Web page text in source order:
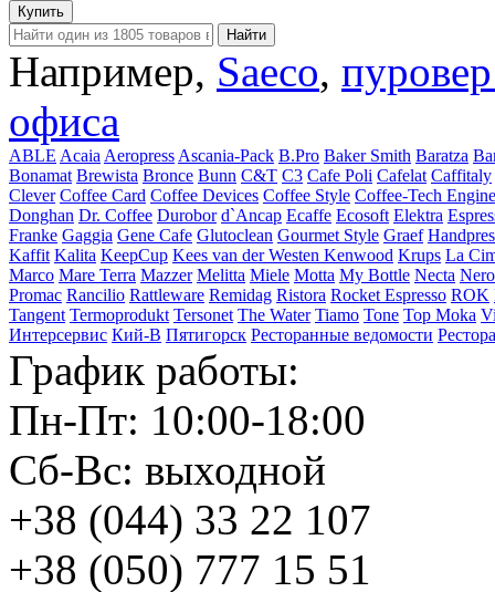
Купить
Например, Saeco,
офиса
ABLE Acaia Aeropress Ascania-Pack B.Pro Baker Smith Baratza
Bonamat Brewista Bronce Bunn C&T C3 Cafe Poli Cafelat Caffitaly
Clever Coffee Card Coffee Devices Coffee Style Coffee-Tech
Donghan Dr. Coffee Durobor d`Ancap Ecaffe Ecosoft Elektra
Franke Gaggia Gene Cafe Glutoclean Gourmet Style Graef
Kaffit Kalita KeepCup Kees van der Westen Kenwood Krups La
Marco Mare Terra Mazzer Melitta Miele Motta My Bottle Necta
Promac Rancilio Rattleware Remidag Ristora Rocket Espresso ROK
Tangent Termoprodukt Tersonet The Water Tiamo Tone Top Moka
Интерсервис Кий-В Пятигорск Ресторанные ведомости
График работы:
Пн-Пт: 10:00-18:00
Сб-Вс: выходной
+38 (044) 33 22 107
+38 (050) 777 15 51